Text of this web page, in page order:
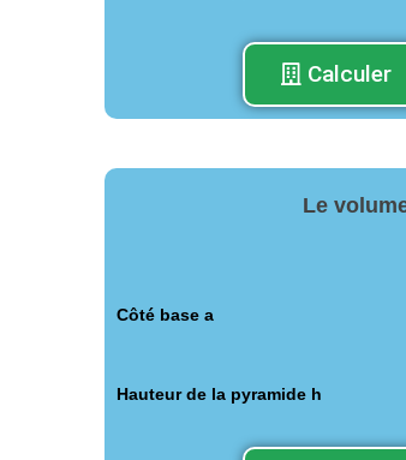
Calculer
Le
Côté base a
Hauteur de la pyramide h